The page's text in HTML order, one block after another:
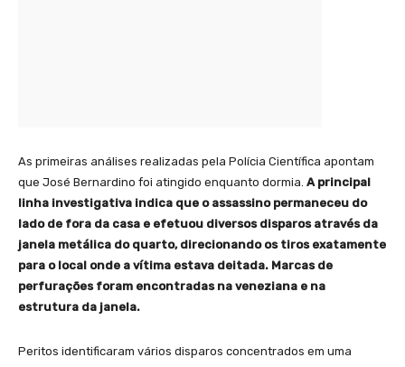
As primeiras análises realizadas pela Polícia Científica apontam
que José Bernardino foi atingido enquanto dormia. A principal
linha investigativa indica que o assassino permaneceu do
lado de fora da casa e efetuou diversos disparos através da
janela metálica do quarto, direcionando os tiros exatamente
para o local onde a vítima estava deitada. Marcas de
perfurações foram encontradas na veneziana e na
estrutura da janela.
Peritos identificaram vários disparos concentrados em uma